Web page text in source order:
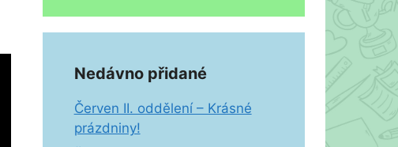
Nedávno přidané
Červen II. oddělení – Krásné
prázdniny!